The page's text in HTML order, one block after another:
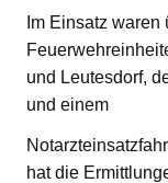
Im Einsatz
und Leutesdorf,
und einem
hat die